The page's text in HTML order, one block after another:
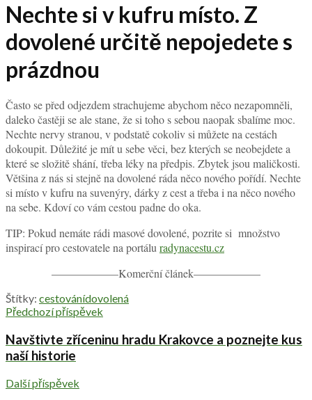
Nechte si v kufru místo. Z
dovolené určitě nepojedete s
prázdnou
Často se před odjezdem strachujeme abychom něco nezapomněli,
daleko častěji se ale stane, že si toho s sebou naopak sbalíme moc.
Nechte nervy stranou, v podstatě cokoliv si můžete na cestách
dokoupit. Důležité je mít u sebe věci, bez kterých se neobejdete a
které se složitě shání, třeba léky na předpis. Zbytek jsou maličkosti.
Většina z nás si stejně na dovolené ráda něco nového pořídí. Nechte
si místo v kufru na suvenýry, dárky z cest a třeba i na něco nového
na sebe. Kdoví co vám cestou padne do oka.
TIP: Pokud nemáte rádi masové dovolené, pozrite si množstvo
inspirací pro cestovatele na portáluradynacestu.cz
——————Komerční článek——————
Štítky: cestovánídovolená
Předchozí příspěvek
Navštivte zříceninu hradu Krakovce a poznejte kus
naší historie
Další příspěvek